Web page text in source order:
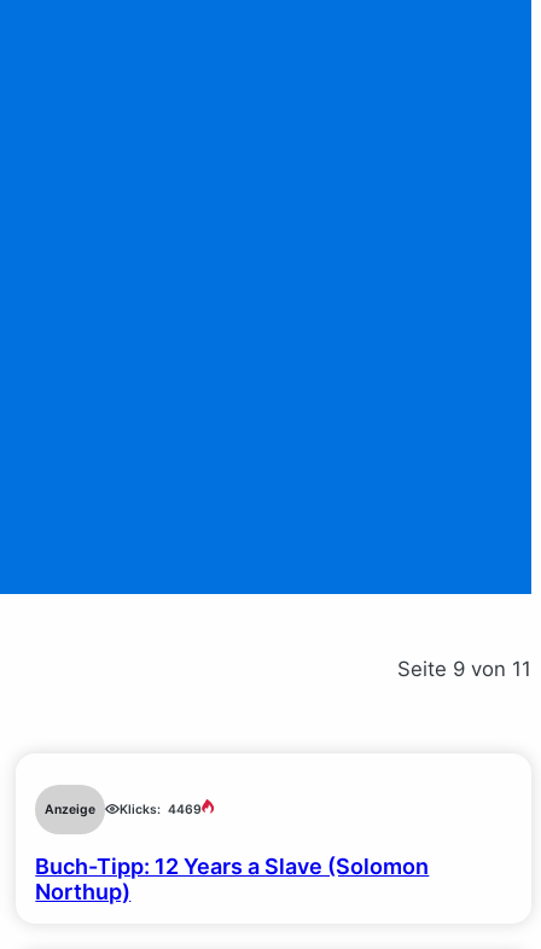
Seite 9 von 11
Anzeige Klicks: 4469
Buch-Tipp: 12 Years a Slave (Solomon
Northup)